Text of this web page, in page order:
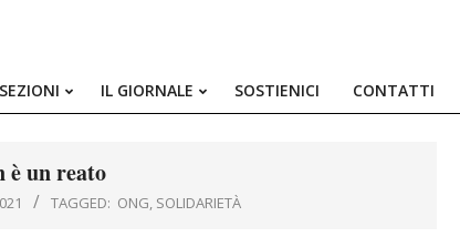
Primary
SEZIONI IL GIORNALE SOSTIENICI CONTATTI
è un reato
TAGGED: ONG, SOLIDARIETÀ